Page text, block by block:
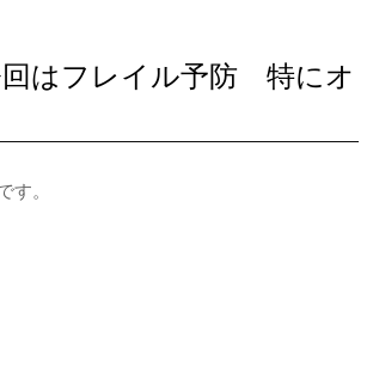
はフレイル予防 特にオ
す。